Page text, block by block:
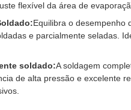
flexível da área de
Equilibra o desempenho
e parcialmente seladas.
soldado:A soldagem
de alta pressão e excelente